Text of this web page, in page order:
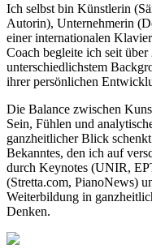
Ich selbst bin Künstlerin
Autorin), Unternehmerin
einer internationalen
Coach begleite ich seit
unterschiedlichstem
ihrer persönlichen
Die Balance zwischen
Sein, Fühlen und
ganzheitlicher Blick
Bekanntes, den ich auf
durch Keynotes (UNIR,
(Stretta.com, PianoNews)
Weiterbildung in
Denken.